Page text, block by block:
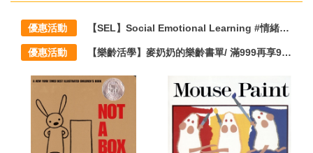
優惠活動 【SEL】Social Emotional Learning #情緒教育 #雙語生活化閱讀主題方案
優惠活動 【樂齡活學】麥奶奶的樂齡書單/ 滿999再享95折